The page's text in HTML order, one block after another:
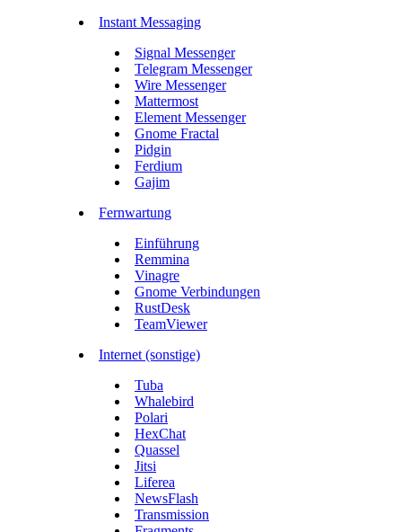
Instant Messaging
Signal Messenger
Telegram Messenger
Wire Messenger
Mattermost
Element Messenger
Gnome Fractal
Pidgin
Ferdium
Gajim
Fernwartung
Einführung
Remmina
Vinagre
Gnome Verbindungen
RustDesk
TeamViewer
Internet (sonstige)
Tuba
Whalebird
Polari
HexChat
Quassel
Jitsi
Liferea
NewsFlash
Transmission